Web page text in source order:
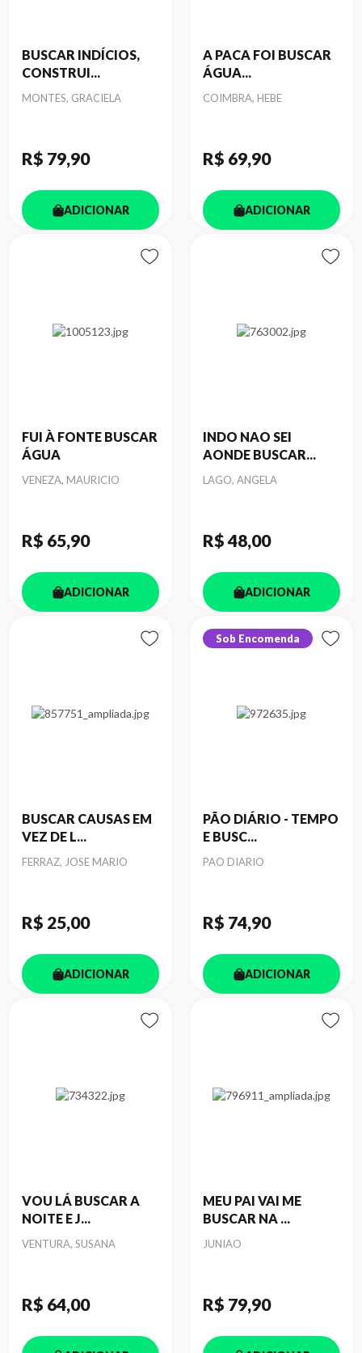
BUSCAR INDÍCIOS,
CONSTRUI...
Autor
MONTES, GRACIELA
R$ 79,90
ADICIONAR
A PACA FOI BUSCAR
ÁGUA...
Autor
COIMBRA, HEBE
R$ 69,90
ADICIONAR
FUI À FONTE BUSCAR
ÁGUA
Autor
VENEZA, MAURICIO
R$ 65,90
ADICIONAR
INDO NAO SEI
AONDE BUSCAR...
Autor
LAGO, ANGELA
R$ 48,00
ADICIONAR
BUSCAR CAUSAS EM
VEZ DE L...
Autor
FERRAZ, JOSE MARIO
R$ 25,00
ADICIONAR
Sob Encomenda
PÃO DIÁRIO - TEMPO
E BUSC...
Autor
PAO DIARIO
R$ 74,90
ADICIONAR
VOU LÁ BUSCAR A
NOITE E J...
Autor
VENTURA, SUSANA
R$ 64,00
MEU PAI VAI ME
BUSCAR NA ...
Autor
JUNIAO
R$ 79,90